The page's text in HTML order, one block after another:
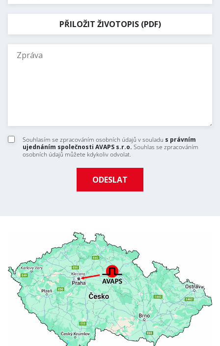
PŘILOŽIT ŽIVOTOPIS (PDF)
Souhlasím se zpracováním osobních údajů v souladu s právním
ujednáním společnosti AVAPS s.r.o. Souhlas se zpracováním
osobních údajů můžete kdykoliv odvolat.